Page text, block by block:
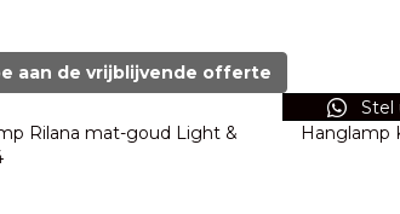
aan de vrijblijvende offerte
Stel
Rilana mat-goud Light &
Hanglamp